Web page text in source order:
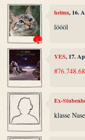
heima, 16.
löööl
YES, 17.
Ex-
klasse